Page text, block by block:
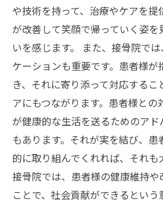
や技術を持って、治療やケアを提
が改善して笑顔で帰っていく姿を
いを感じます。 また、接骨院で
ケーションも重要です。患者様
き、それに寄り添って対応する
アにもつながります。患者様との
が健康的な生活を送るためのアド
もあります。それが実を結び、
的に取り組んでくれれば、それも
接骨院では、患者様の健康維持
ことで、社会貢献ができるとい